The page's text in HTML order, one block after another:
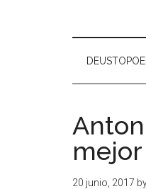
mejor
20 junio, 2017